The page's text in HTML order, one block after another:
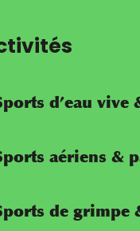
d’eau vive
aériens &
de grimpe